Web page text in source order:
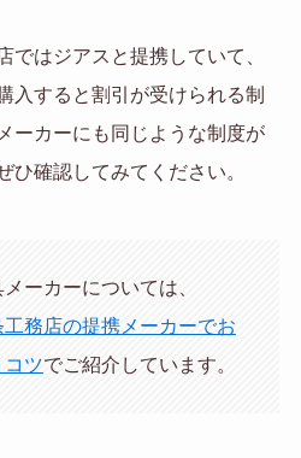
ではジアスと提携していて、
入すると割引が受けられる制
ーカーにも同じような制度が
ひ確認してみてください。
ーカーについては、
務店の提携メーカーでお
コツでご紹介しています。